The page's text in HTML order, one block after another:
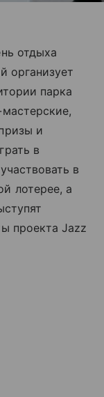
отдыха
организует
парка
и
в
в
лотерее, а
проекта Jazz